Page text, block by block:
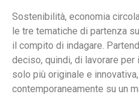
Sostenibilità, economia
le tre tematiche di partenza
il compito di indagare.
deciso, quindi, di lavorare per
solo più originale e
contemporaneamente su un